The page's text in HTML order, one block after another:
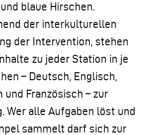
blaue Hirschen.
der interkulturellen
der Intervention, stehen
zu jeder Station in je
– Deutsch, Englisch,
und Französisch – zur
Wer alle Aufgaben löst und
sammelt darf sich zur